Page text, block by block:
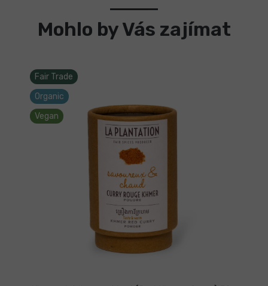
Mohlo by Vás zajímat
Fair Trade
Organic
Vegan